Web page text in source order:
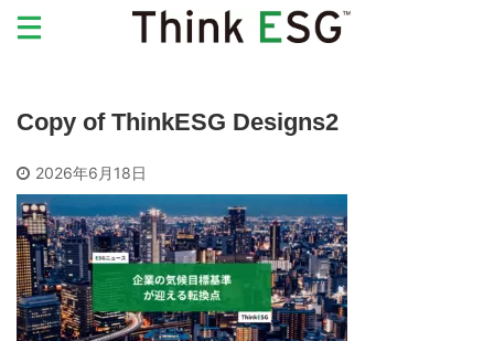
Copy of ThinkESG Designs2
2026年6月18日